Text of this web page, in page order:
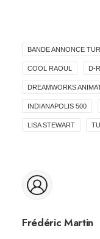
BANDE ANNONCE
COOL RAOUL D-
DREAMWORKS
INDIANAPOLIS 500
LISA STEWART
Frédéric Martin